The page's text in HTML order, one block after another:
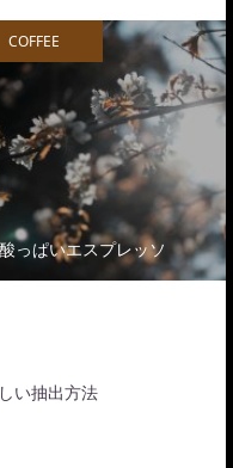
COFFEE
っぱいエスプレッソ
い抽出方法